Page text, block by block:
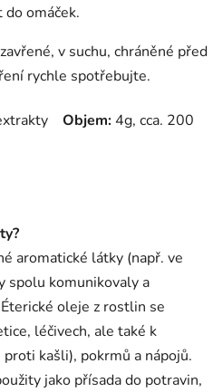
omáček.
v suchu, chráněné před
rychle spotřebujte.
Objem: 4g, cca. 200
aromatické látky (např. ve
spolu komunikovaly a
oleje z rostlin se
léčivech, ale také k
kašli), pokrmů a nápojů.
jako přísada do potravin,